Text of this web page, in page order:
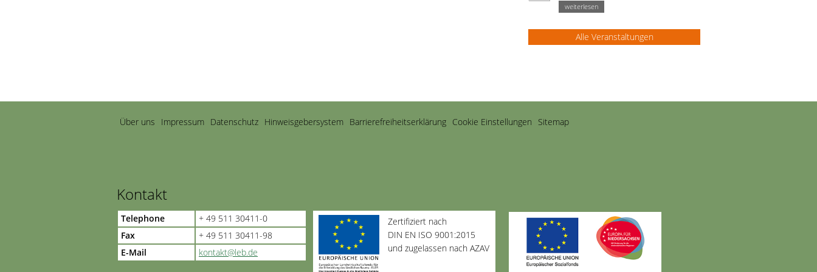
weiterlesen
Alle Veranstaltungen
Navigation
überspringen
Über uns Impressum Datenschutz Hinweisgebersystem Barriere­freiheits­erklärung Cookie Einstellungen Sitemap
Kontakt
Telephone
+ 49 511 30411-0
Fax
+ 49 511 30411-98
E-Mail
kontakt@leb.de
Zertifiziert nach
DIN EN ISO 9001:2015
und zugelassen nach AZAV